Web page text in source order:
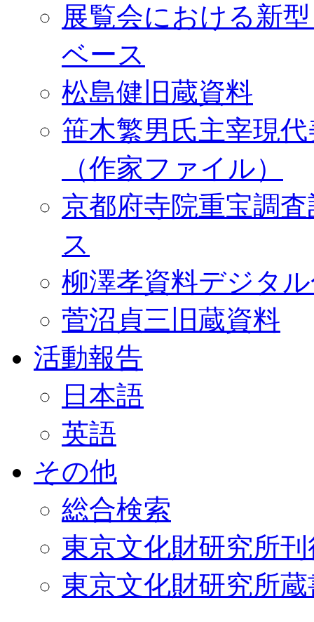
展覧会における新
ベース
松島健旧蔵資料
笹木繁男氏主宰現
（作家ファイル）
京都府寺院重宝調
ス
柳澤孝資料デジタ
菅沼貞三旧蔵資料
活動報告
日本語
英語
その他
総合検索
東京文化財研究所
東京文化財研究所